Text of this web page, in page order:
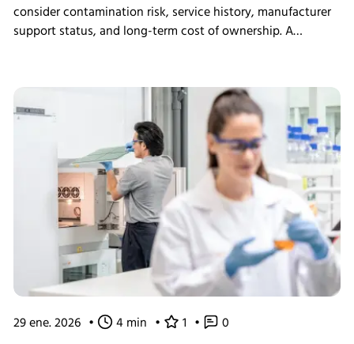
consider contamination risk, service history, manufacturer
support status, and long-term cost of ownership. A
29 ene. 2026 • 4 min • 1 • 0